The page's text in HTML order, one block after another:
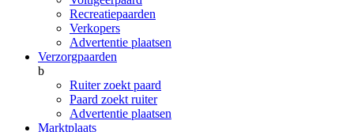
Recreatiepaarden
Verkopers
Advertentie plaatsen
Verzorgpaarden
b
Ruiter zoekt paard
Paard zoekt ruiter
Advertentie plaatsen
Marktplaats